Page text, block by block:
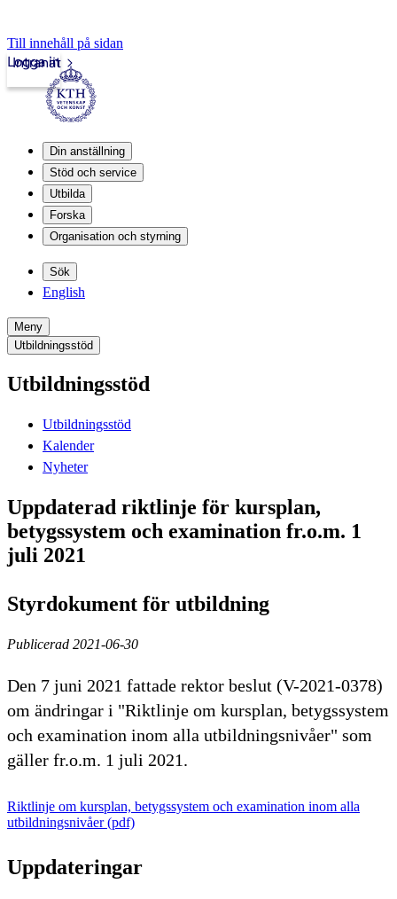
Till innehåll på sidan
Intranät
Logga in
Din anställning
Stöd och service
Utbilda
Forska
Organisation och styrning
Sök
English
Meny
Utbildningsstöd
Utbildningsstöd
Utbildningsstöd
Kalender
Nyheter
Uppdaterad riktlinje för kursplan,
betygssystem och examination fr.o.m. 1
juli 2021
Styrdokument för utbildning
Publicerad 2021-06-30
Den 7 juni 2021 fattade rektor beslut (V-2021-0378)
om ändringar i "Riktlinje om kursplan, betygssystem
och examination inom alla utbildningsnivåer" som
gäller fr.o.m. 1 juli 2021.
Riktlinje om kursplan, betygssystem och examination inom alla
utbildningsnivåer (pdf)
Uppdateringar